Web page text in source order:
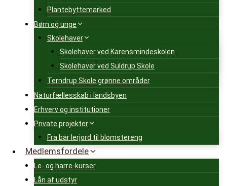
Plantebyttemarked
Børn og unge
Skolehaver
Skolehaver ved Karensmindeskolen
Skolehaver ved Suldrup Skole
Terndrup Skole grønne områder
Naturfællesskab i landsbyen
Erhverv og institutioner
Private projekter
Fra bar lerjord til blomstereng
Medlemsfordele
Le- og harre-kurser
Lån af udstyr